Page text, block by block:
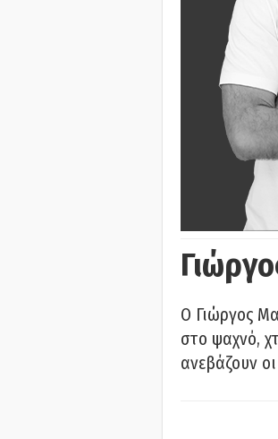
Ο Γιώργος
στο ψαχνό,
ανεβάζουν